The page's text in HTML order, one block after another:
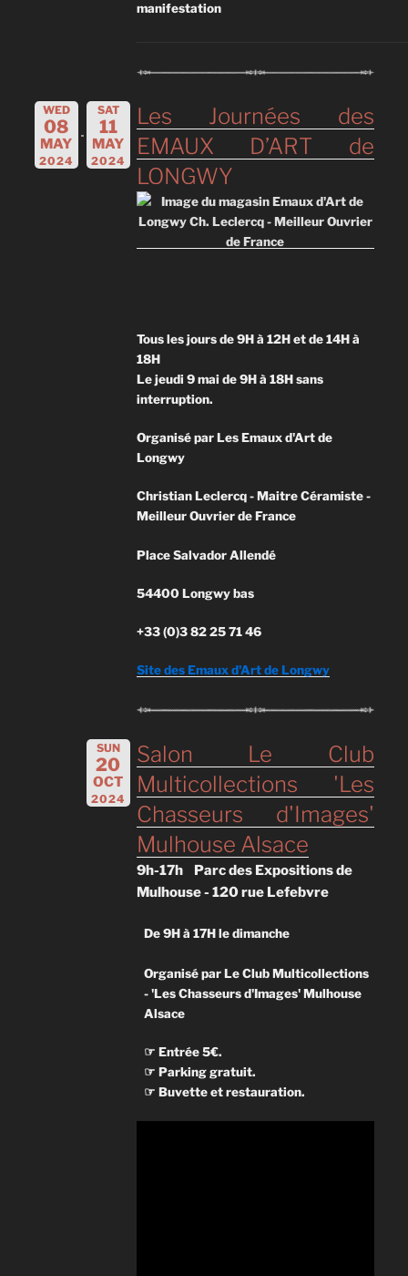
manifestation
WED
08
MAY
2024
SAT
11
MAY
2024
Les Journées des
EMAUX D’ART de
LONGWY
Tous les jours de 9H à 12H et de 14H à
18H
Le jeudi 9 mai de 9H à 18H sans
interruption.
Organisé par Les Emaux d'Art de
Longwy
Christian Leclercq - Maitre Céramiste -
Meilleur Ouvrier de France
Place Salvador Allendé
54400 Longwy bas
+33 (0)3 82 25 71 46
Site des Emaux d'Art de Longwy
SUN
20
OCT
2024
Salon Le Club
Multicollections 'Les
Chasseurs d'Images'
Mulhouse Alsace
9h-17h
Parc des Expositions de
Mulhouse - 120 rue Lefebvre
De 9H à 17H le dimanche
Organisé par Le Club Multicollections
- 'Les Chasseurs d'Images' Mulhouse
Alsace
☞ Entrée 5€.
☞ Parking gratuit.
☞ Buvette et restauration.